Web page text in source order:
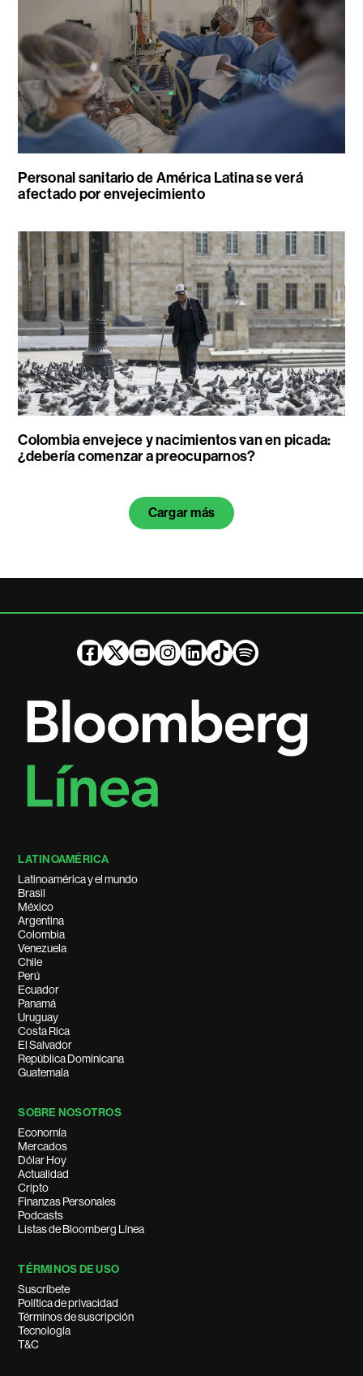
Personal sanitario de América Latina se verá
afectado por envejecimiento
Colombia envejece y nacimientos van en picada:
¿debería comenzar a preocuparnos?
Cargar más
LATINOAMÉRICA
Latinoamérica y el mundo
Brasil
México
Argentina
Colombia
Venezuela
Chile
Perú
Ecuador
Panamá
Uruguay
Costa Rica
El Salvador
República Dominicana
Guatemala
SOBRE NOSOTROS
Economía
Mercados
Dólar Hoy
Actualidad
Cripto
Finanzas Personales
Podcasts
Listas de Bloomberg Línea
TÉRMINOS DE USO
Suscríbete
Política de privacidad
Términos de suscripción
Tecnología
T&C